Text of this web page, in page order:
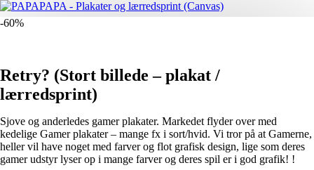
-60%
Retry? (Stort billede – plakat /
lærredsprint)
Sjove og anderledes gamer plakater. Markedet flyder over med
kedelige Gamer plakater – mange fx i sort/hvid. Vi tror på at Gamerne,
heller vil have noget med farver og flot grafisk design, lige som deres
gamer udstyr lyser op i mange farver og deres spil er i god grafik! !